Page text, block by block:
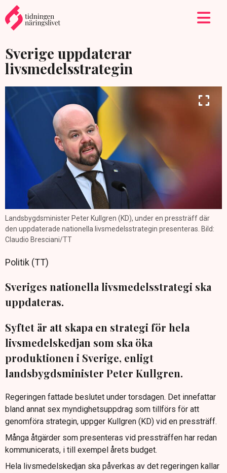
Sverige uppdaterar
livsmedelsstrategin
Landsbygdsminister Peter Kullgren (KD), under en pressträff där
den uppdaterade nationella livsmedelsstrategin presenteras. Bild:
Claudio Bresciani/TT
Politik (TT)
Sveriges nationella livsmedelsstrategi ska
uppdateras.
Syftet är att skapa en strategi för hela
livsmedelskedjan som ska öka
produktionen i Sverige, enligt
landsbygdsminister Peter Kullgren.
Regeringen fattade beslutet under torsdagen. Det innefattar
bland annat sex myndighetsuppdrag som tillförs för att
genomföra strategin, uppger Kullgren (KD) vid en pressträff.
Många åtgärder som presenteras vid pressträffen har redan
kommunicerats, i till exempel årets budget.
Hela livsmedelskedjan ska påverkas av det regeringen kallar